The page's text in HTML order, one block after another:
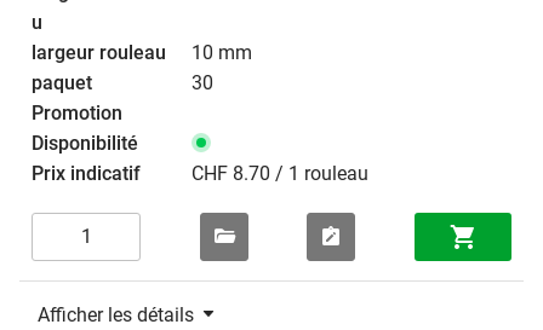
10 mm
30
CHF 8.70 / 1 rouleau
Afficher les détails